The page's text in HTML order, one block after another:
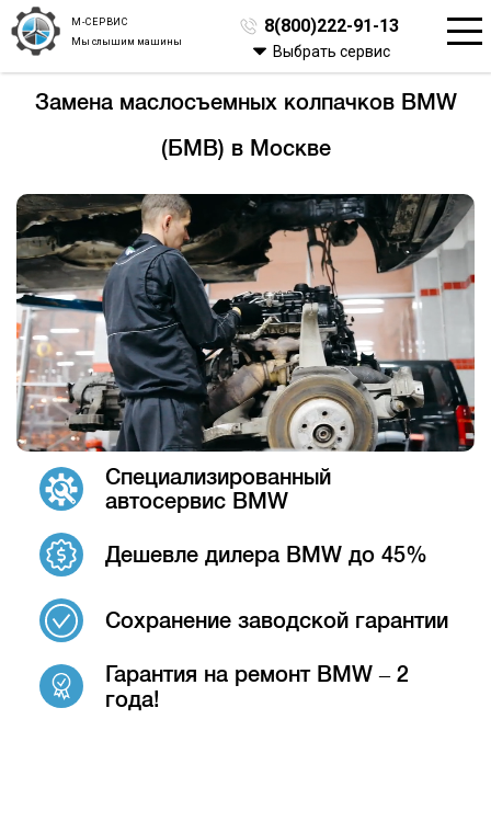
М-СЕРВИС
Мы слышим машины
8(800)222-91-13
Выбрать сервис
Замена маслосъемных колпачков BMW
(БМВ) в Москве
Специализированный
автосервис BMW
Дешевле дилера BMW до 45%
Сохранение заводской гарантии
Гарантия на ремонт BMW – 2
года!